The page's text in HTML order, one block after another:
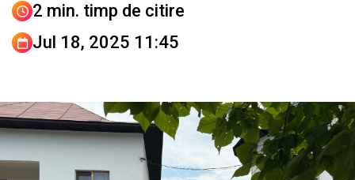
2 min. timp de citire
Jul 18, 2025 11:45